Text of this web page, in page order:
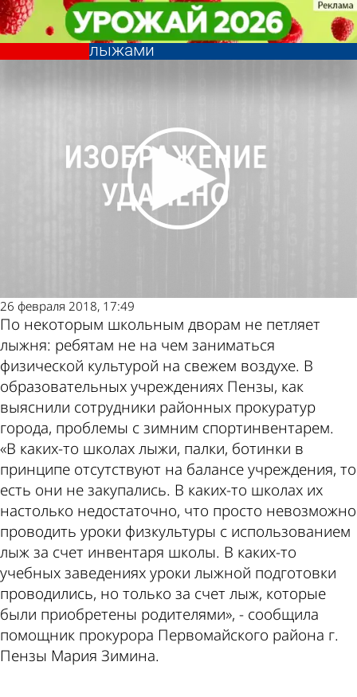
Прокуратура обязала Управление
образования обеспечить школы
лыжами
Учеба
26 февраля 2018, 17:49
По некоторым школьным дворам не петляет
лыжня: ребятам не на чем заниматься
физической культурой на свежем воздухе. В
образовательных учреждениях Пензы, как
выяснили сотрудники районных прокуратур
города, проблемы с зимним спортинвентарем.
«В каких-то школах лыжи, палки, ботинки в
принципе отсутствуют на балансе учреждения, то
есть они не закупались. В каких-то школах их
настолько недостаточно, что просто невозможно
проводить уроки физкультуры с использованием
лыж за счет инвентаря школы. В каких-то
учебных заведениях уроки лыжной подготовки
проводились, но только за счет лыж, которые
были приобретены родителями», - сообщила
помощник прокурора Первомайского района г.
Пензы Мария Зимина.
Прокуратура обязала Управление
образования обеспечить школы
лыжами
Учеба
Другие
новости по
теме
Погода и курсы
валют в Пензе